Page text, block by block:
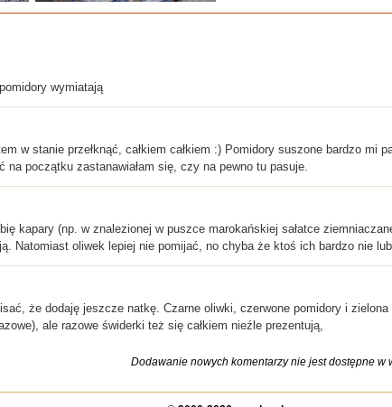
wymiatają
w stanie przełknąć, całkiem całkiem :) Pomidory suszone bardzo mi
na początku zastanawiałam się, czy na pewno tu pasuje.
kapary (np. w znalezionej w puszce marokańskiej sałatce
Natomiast oliwek lepiej nie pomijać, no chyba że ktoś ich bardzo nie
że dodaję jeszcze natkę. Czarne oliwki, czerwone pomidory i
ale razowe świderki też się całkiem nieźle prezentują,
Dodawanie nowych komentarzy nie jest dostępne w